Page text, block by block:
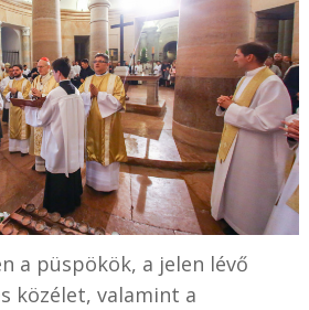
a püspökök, a jelen lévő
közélet, valamint a